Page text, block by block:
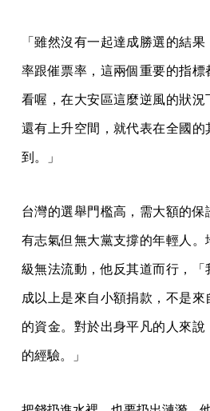
「雖然沒有一起達成勝選的結
率跟催票率，這兩個重要的指標
看喔，在大安區這麼逆風的狀
還有上升空間，就代表在全國
到。」
台灣的選舉門檻高，需大額的保
有志氣但無大黨支撐的年輕人
級無法流動，他反其道而行，
成以上是來自小額捐款，不是
的資金。對於出身平凡的人來
的經驗。」